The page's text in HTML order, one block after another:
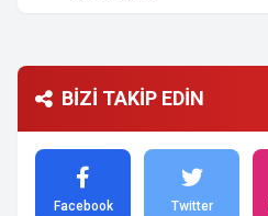
BİZİ TAKİP EDİN
Facebook Twitter